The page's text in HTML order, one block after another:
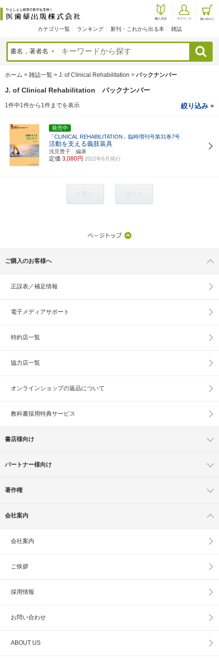
カテゴリ一覧 ランキング 新刊・これから出る本 雑誌
検索
ホーム > 雑誌一覧 > J. of Clinical Rehabilitation > バックナンバー
J. of Clinical Rehabilitation バックナンバー
1件中1件から1件までを表示 絞り込み »
発売中
「CLINICAL REHABILITATION」臨時増刊号第31巻7号
活動を支える義肢装具
浅見豊子 編著
定価 3,080円 2022年6月発行
ご購入のお客様へ
正誤表／補足情報
電子メディアサポート
特約店一覧
協力店一覧
オンラインショップの返品について
教科書採用特典サービス
書店様向け
パートナー様向け
著作権
会社案内
会社案内
ご挨拶
採用情報
お問い合わせ
ABOUT US